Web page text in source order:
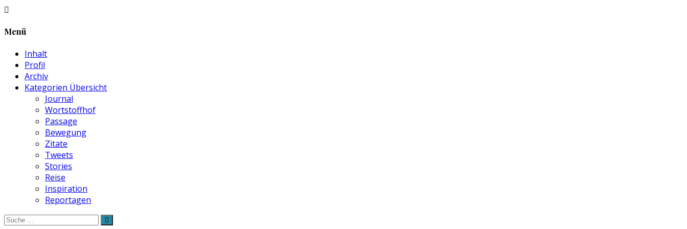
Menü
Inhalt
Profil
Archiv
Kategorien Übersicht
Journal
Wortstoffhof
Passage
Bewegung
Zitate
Tweets
Stories
Reise
Inspiration
Reportagen
Suche